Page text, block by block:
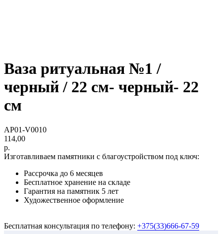
Ваза ритуальная №1 /
черный / 22 см- черный- 22
см
AP01-V0010
114,00
р.
Изготавливаем памятники с благоустройством под ключ:
Рассрочка до 6 месяцев
Бесплатное хранение на складе
Гарантия на памятник 5 лет
Художественное оформление
Бесплатная консультация по телефону: +375(33)666-67-59